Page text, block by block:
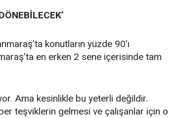
konutların yüzde 90’ı
en erken 2 sene içerisinde tam
Ama kesinlikle bu yeterli değildir.
teşviklerin gelmesi ve çalışanlar için o